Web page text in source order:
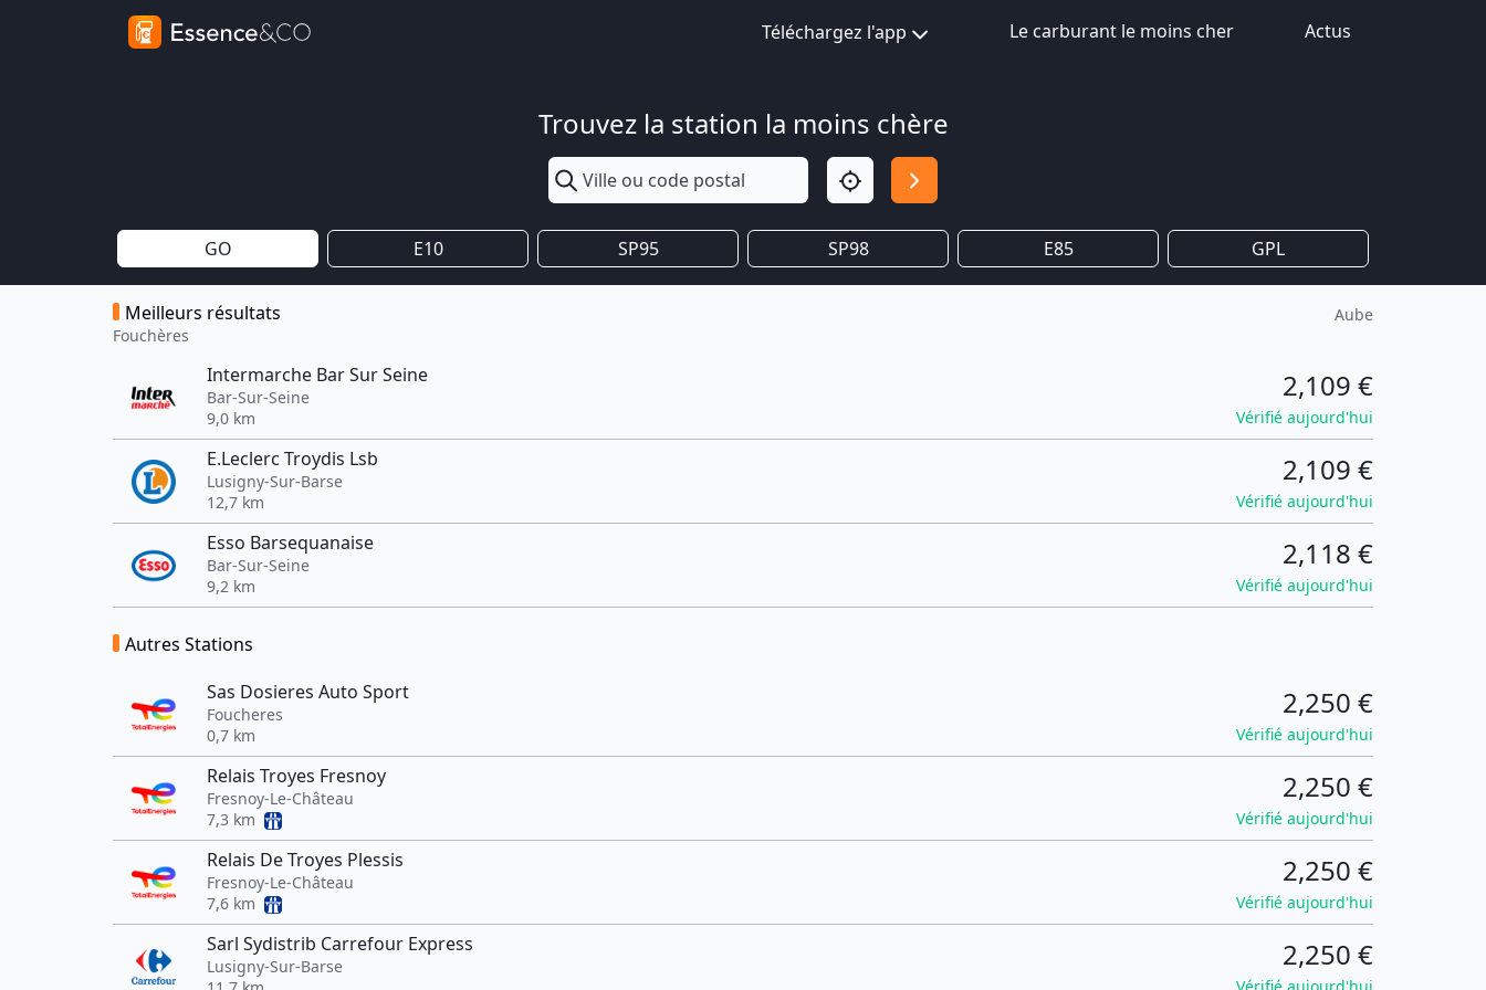
Téléchargez l'app Le carburant le moins cher Actus
Trouvez la station la moins chère
GO E10 SP95 SP98 E85 GPL
Meilleurs résultats
Fouchères
Aube
Intermarche Bar Sur Seine
Bar-Sur-Seine
9,0 km
2,109 €
Vérifié aujourd'hui
E.Leclerc Troydis Lsb
Lusigny-Sur-Barse
12,7 km
2,109 €
Vérifié aujourd'hui
Esso Barsequanaise
Bar-Sur-Seine
9,2 km
2,118 €
Vérifié aujourd'hui
Autres Stations
Sas Dosieres Auto Sport
Foucheres
0,7 km
2,250 €
Vérifié aujourd'hui
Relais Troyes Fresnoy
Fresnoy-Le-Château
7,3 km
2,250 €
Vérifié aujourd'hui
Relais De Troyes Plessis
Fresnoy-Le-Château
7,6 km
2,250 €
Vérifié aujourd'hui
Sarl Sydistrib Carrefour Express
Lusigny-Sur-Barse
2,250 €